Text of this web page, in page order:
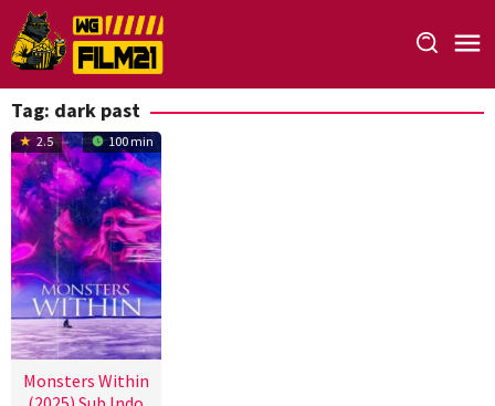
Loncat
ke
konten
Tag: dark past
2.5 100 min
Monsters Within